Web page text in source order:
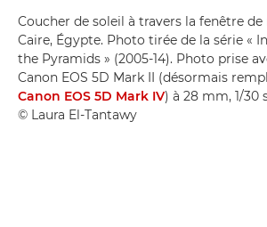
Coucher de soleil à travers la fenêtre de
Caire, Égypte. Photo tirée de la série «
the Pyramids » (2005-14). Photo prise
Canon EOS 5D Mark II (désormais
Canon EOS 5D Mark IV) à 28 mm, 1/30
© Laura El-Tantawy